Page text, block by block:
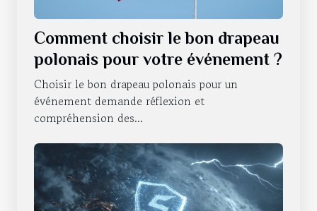
Comment choisir le bon drapeau
polonais pour votre événement ?
Choisir le bon drapeau polonais pour un
événement demande réflexion et
compréhension des...